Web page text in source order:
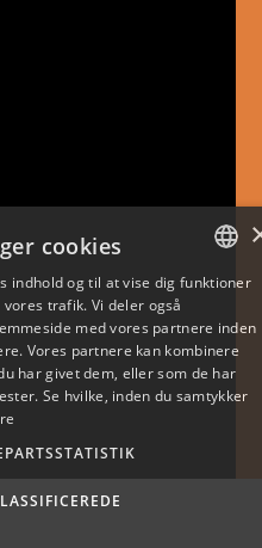
ENGLISH
cookies
indhold og til at vise dig funktioner
trafik. Vi deler også
med vores partnere inden
Vores partnere kan kombinere
har givet dem, eller som de har
Se hvilke, inden du samtykker